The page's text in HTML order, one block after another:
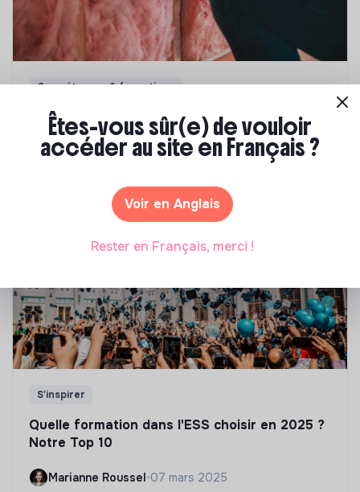
Compétences & formations
Top 8 des formations en rénovation
énergétique des bâtiments
S'inspirer
Quelle formation dans l'ESS choisir en 2025 ?
Notre Top 10
Marianne Roussel•07 mars 2025
Êtes-vous sûr(e) de vouloir
accéder au site en Français ?
Voir en Anglais
Rester en Français, merci !